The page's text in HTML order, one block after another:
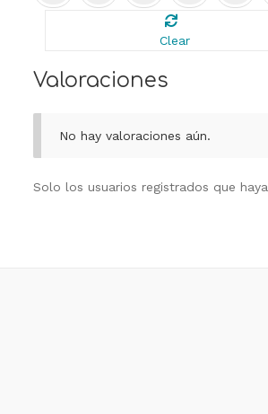
Clear
Valoraciones
No hay valoraciones aún.
Solo los usuarios registrados que